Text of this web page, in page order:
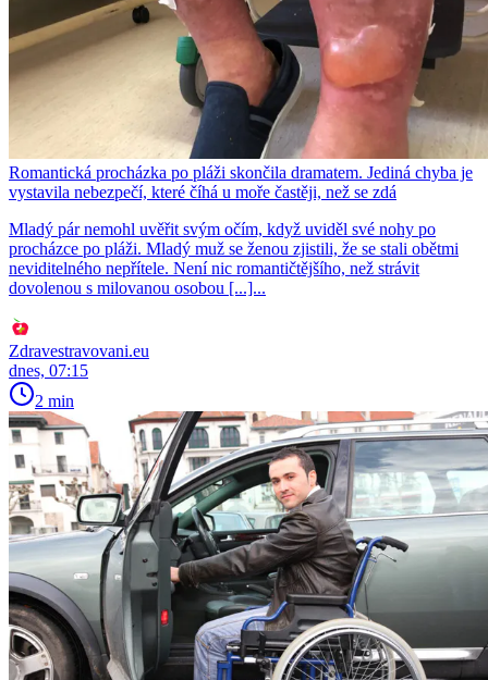
Romantická procházka po pláži skončila dramatem. Jediná chyba je
vystavila nebezpečí, které číhá u moře častěji, než se zdá
Mladý pár nemohl uvěřit svým očím, když uviděl své nohy po
procházce po pláži. Mladý muž se ženou zjistili, že se stali obětmi
neviditelného nepřítele. Není nic romantičtějšího, než strávit
dovolenou s milovanou osobou [...]...
Zdravestravovani.eu
dnes, 07:15
2 min